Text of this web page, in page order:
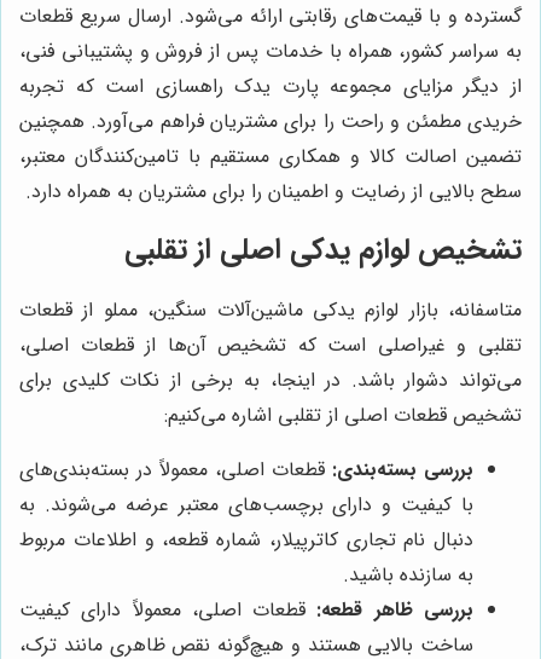
گسترده و با قیمت‌های رقابتی ارائه می‌شود. ارسال سریع قطعات
به سراسر کشور، همراه با خدمات پس از فروش و پشتیبانی فنی،
از دیگر مزایای مجموعه پارت یدک راهسازی است که تجربه
خریدی مطمئن و راحت را برای مشتریان فراهم می‌آورد. همچنین
تضمین اصالت کالا و همکاری مستقیم با تامین‌کنندگان معتبر،
سطح بالایی از رضایت و اطمینان را برای مشتریان به همراه دارد.
تشخیص لوازم یدکی اصلی از تقلبی
متاسفانه، بازار لوازم یدکی ماشین‌آلات سنگین، مملو از قطعات
تقلبی و غیراصلی است که تشخیص آن‌ها از قطعات اصلی،
می‌تواند دشوار باشد. در اینجا، به برخی از نکات کلیدی برای
تشخیص قطعات اصلی از تقلبی اشاره می‌کنیم:
بررسی بسته‌بندی: قطعات اصلی، معمولاً در بسته‌بندی‌های
با کیفیت و دارای برچسب‌های معتبر عرضه می‌شوند. به
دنبال نام تجاری کاترپیلار، شماره قطعه، و اطلاعات مربوط
به سازنده باشید.
بررسی ظاهر قطعه: قطعات اصلی، معمولاً دارای کیفیت
ساخت بالایی هستند و هیچ‌گونه نقص ظاهری مانند ترک،